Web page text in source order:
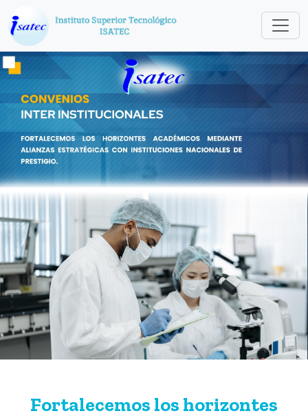
Fortalecemos los horizontes